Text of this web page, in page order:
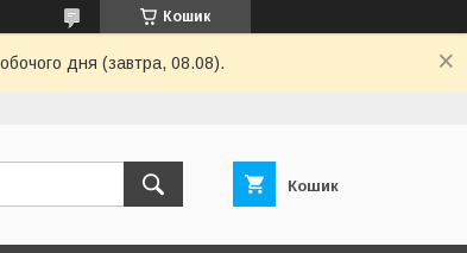
Кошик
дня (завтра, 08.08).
Кошик